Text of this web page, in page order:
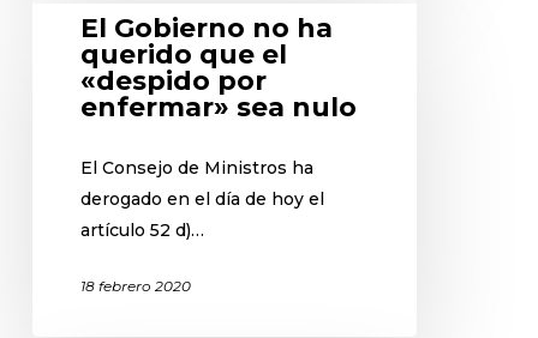
El Gobierno no ha
querido que el
«despido por
enfermar» sea nulo
El Consejo de Ministros ha
derogado en el día de hoy el
artículo 52 d)…
18 febrero 2020